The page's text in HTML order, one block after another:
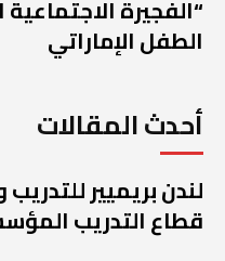
“الفجيرة
الطفل الإماراتي
أحدث المقالات
لندن بريميير
قطاع التدريب